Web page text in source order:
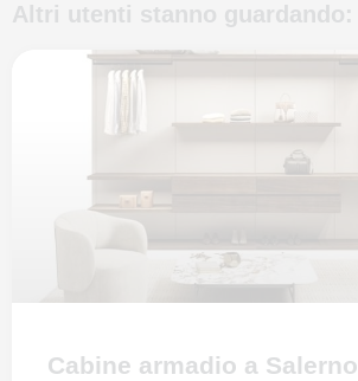
Altri utenti stanno guardando:
Cabine armadio a Salerno